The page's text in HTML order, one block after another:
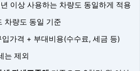
이상 사용하는 차량도 동일하게 적용
차량도 동일 기준
가격 + 부대비용(수수료, 세금 등)
는 제외